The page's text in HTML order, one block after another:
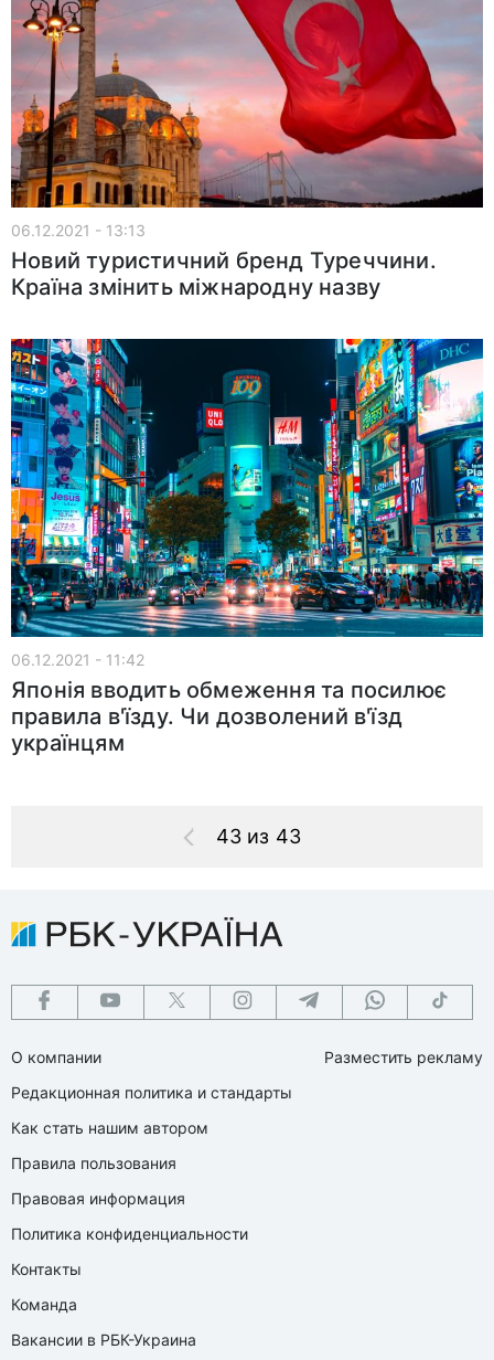
06.12.2021 - 13:13
Новий туристичний бренд Туреччини.
Країна змінить міжнародну назву
06.12.2021 - 11:42
Японія вводить обмеження та посилює
правила в'їзду. Чи дозволений в'їзд
українцям
43 из 43
О компании
Редакционная политика и стандарты
Как стать нашим автором
Правила пользования
Правовая информация
Политика конфиденциальности
Контакты
Команда
Вакансии в РБК-Украина
Разместить рекламу